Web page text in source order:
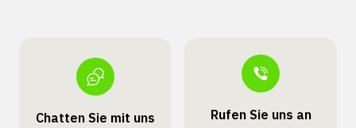
Chatten Sie mit uns Rufen Sie uns an